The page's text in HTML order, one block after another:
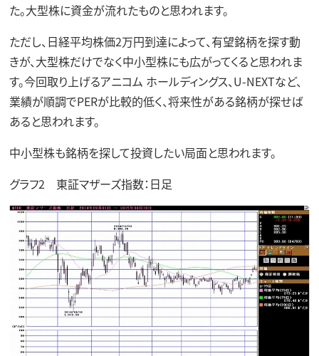
た。大型株に資金が流れたものと思われます。
ただし、日経平均株価2万円到達によって、有望銘柄を探す動
きが、大型株だけでなく中小型株にも広がってくると思われま
す。今回取り上げるアニコム ホールディングス、U-NEXTなど、
業績が順調でPERが比較的低く、将来性がある銘柄が探せば
あると思われます。
中小型株も銘柄を探して投資したい局面と思われます。
グラフ2 東証マザーズ指数：日足